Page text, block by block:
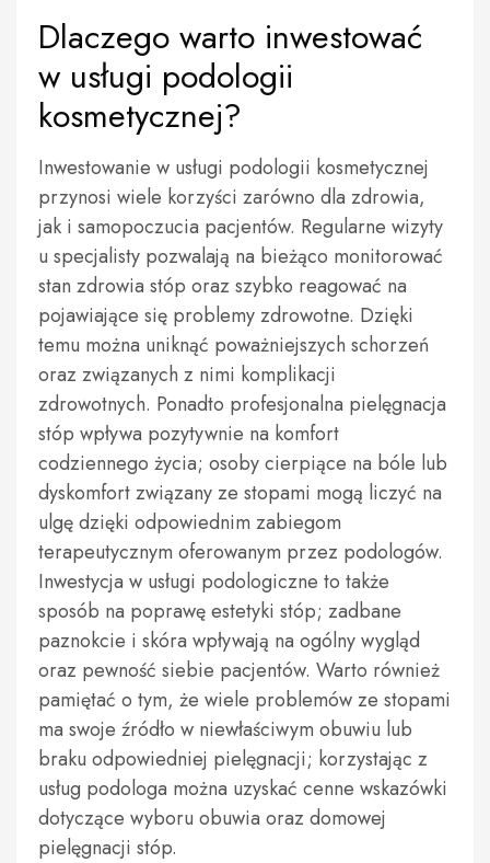
Dlaczego warto inwestować
w usługi podologii
kosmetycznej?
Inwestowanie w usługi podologii kosmetycznej
przynosi wiele korzyści zarówno dla zdrowia,
jak i samopoczucia pacjentów. Regularne wizyty
u specjalisty pozwalają na bieżąco monitorować
stan zdrowia stóp oraz szybko reagować na
pojawiające się problemy zdrowotne. Dzięki
temu można uniknąć poważniejszych schorzeń
oraz związanych z nimi komplikacji
zdrowotnych. Ponadto profesjonalna pielęgnacja
stóp wpływa pozytywnie na komfort
codziennego życia; osoby cierpiące na bóle lub
dyskomfort związany ze stopami mogą liczyć na
ulgę dzięki odpowiednim zabiegom
terapeutycznym oferowanym przez podologów.
Inwestycja w usługi podologiczne to także
sposób na poprawę estetyki stóp; zadbane
paznokcie i skóra wpływają na ogólny wygląd
oraz pewność siebie pacjentów. Warto również
pamiętać o tym, że wiele problemów ze stopami
ma swoje źródło w niewłaściwym obuwiu lub
braku odpowiedniej pielęgnacji; korzystając z
usług podologa można uzyskać cenne wskazówki
dotyczące wyboru obuwia oraz domowej
pielęgnacji stóp.